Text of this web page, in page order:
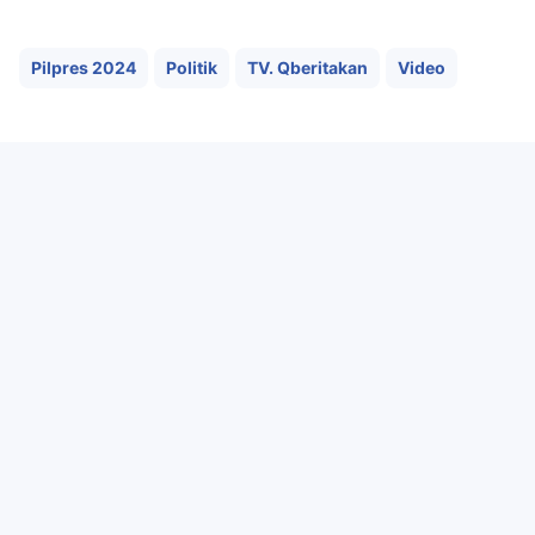
Pilpres 2024 Politik TV. Qberitakan Video